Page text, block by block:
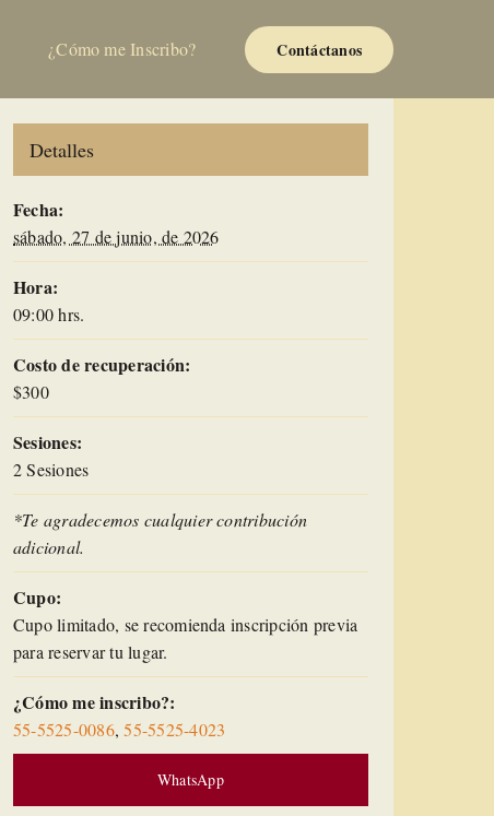
¿Cómo me Inscribo? Contáctanos
Detalles
Fecha:
sábado, 27 de junio, de 2026
Hora:
09:00 hrs.
Costo de recuperación:
$300
Sesiones:
2 Sesiones
*Te agradecemos cualquier contribución
adicional.
Cupo:
Cupo limitado, se recomienda inscripción previa
para reservar tu lugar.
¿Cómo me inscribo?:
55-5525-0086,55-5525-4023
WhatsApp